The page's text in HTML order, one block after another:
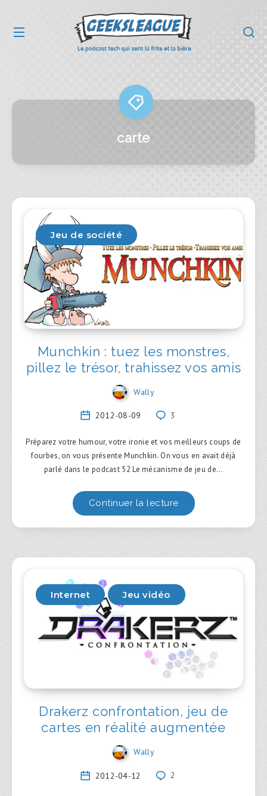
carte
Jeu de société
Munchkin : tuez les monstres,
pillez le trésor, trahissez vos amis
Wally
2012-08-09 3
Préparez votre humour, votre ironie et vos meilleurs coups de
fourbes, on vous présente Munchkin. On vous en avait déjà
parlé dans le podcast 52 Le mécanisme de jeu de…
Continuer la lecture
Internet Jeu vidéo
Drakerz confrontation, jeu de
cartes en réalité augmentée
Wally
2012-04-12 2